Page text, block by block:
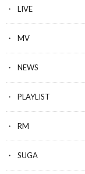
LIVE
MV
NEWS
PLAYLIST
RM
SUGA